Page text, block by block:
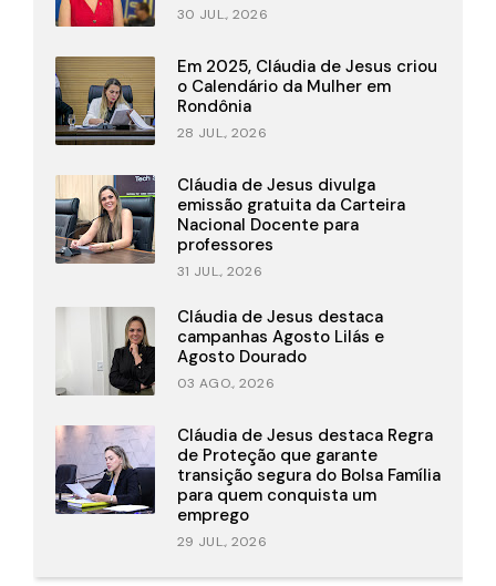
30 JUL., 2026
Em 2025, Cláudia de Jesus criou
o Calendário da Mulher em
Rondônia
28 JUL., 2026
Cláudia de Jesus divulga
emissão gratuita da Carteira
Nacional Docente para
professores
31 JUL., 2026
Cláudia de Jesus destaca
campanhas Agosto Lilás e
Agosto Dourado
03 AGO., 2026
Cláudia de Jesus destaca Regra
de Proteção que garante
transição segura do Bolsa Família
para quem conquista um
emprego
29 JUL., 2026